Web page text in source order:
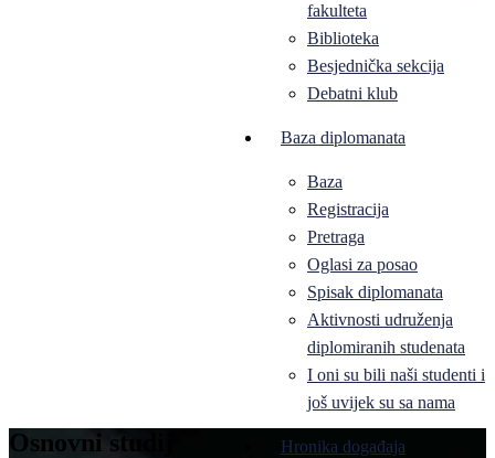
fakulteta
Biblioteka
Besjednička sekcija
Debatni klub
Baza diplomanata
Baza
Registracija
Pretraga
Oglasi za posao
Spisak diplomanata
Aktivnosti udruženja
diplomiranih studenata
I oni su bili naši studenti i
još uvijek su sa nama
Hronika događaja
Osnovni studij